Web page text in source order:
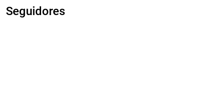
Seguidores